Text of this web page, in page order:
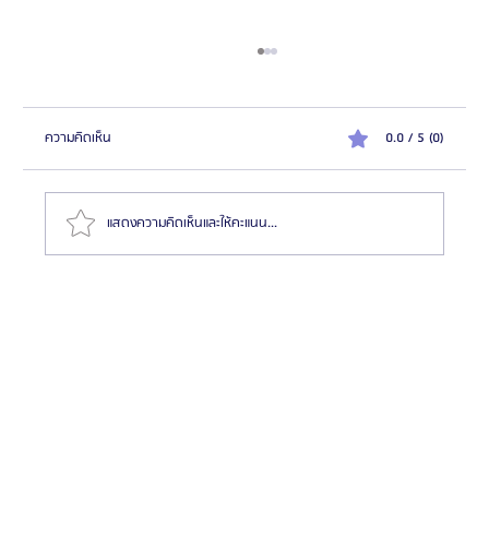
ความคิดเห็น 0.0 / 5 (0)
แสดงความคิดเห็นและให้คะแนน...